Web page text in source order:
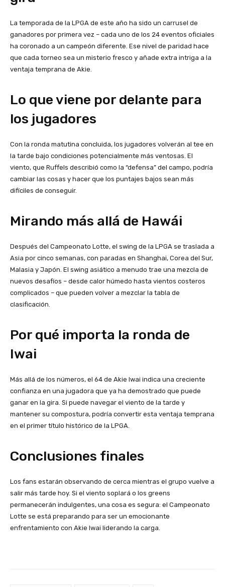
La temporada de la LPGA de este año ha sido un carrusel de
ganadores por primera vez – cada uno de los 24 eventos oficiales
ha coronado a un campeón diferente. Ese nivel de paridad hace
que cada torneo sea un misterio fresco y añade extra intriga a la
ventaja temprana de Akie.
Lo que viene por delante para
los jugadores
Con la ronda matutina concluida, los jugadores volverán al tee en
la tarde bajo condiciones potencialmente más ventosas. El
viento, que Ruffels describió como la “defensa” del campo, podría
cambiar las cosas y hacer que los puntajes bajos sean más
difíciles de conseguir.
Mirando más allá de Hawái
Después del Campeonato Lotte, el swing de la LPGA se traslada a
Asia por cinco semanas, con paradas en Shanghai, Corea del Sur,
Malasia y Japón. El swing asiático a menudo trae una mezcla de
nuevos desafíos – desde calor húmedo hasta vientos costeros
complicados – que pueden volver a mezclar la tabla de
clasificación.
Por qué importa la ronda de
Iwai
Más allá de los números, el 64 de Akie Iwai indica una creciente
confianza en una jugadora que ya ha demostrado que puede
ganar en la gira. Si puede navegar el viento de la tarde y
mantener su compostura, podría convertir esta ventaja temprana
en el primer título histórico de la LPGA.
Conclusiones finales
Los fans estarán observando de cerca mientras el grupo vuelve a
salir más tarde hoy. Si el viento soplará o los greens
permanecerán indulgentes, una cosa es segura: el Campeonato
Lotte se está preparando para ser un emocionante
enfrentamiento con Akie Iwai liderando la carga.